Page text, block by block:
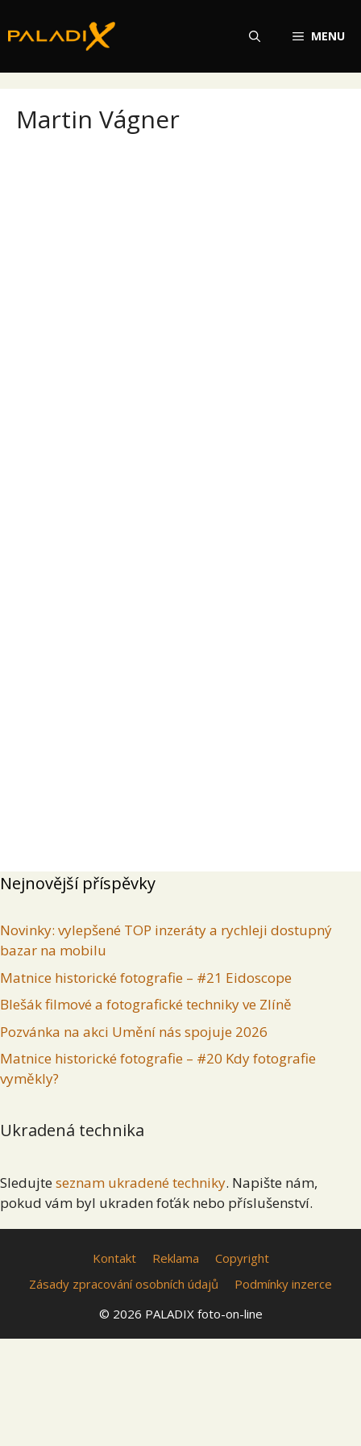
na
MENU
Martin Vágner
Nejnovější příspěvky
Novinky: vylepšené TOP inzeráty a rychleji dostupný
bazar na mobilu
Matnice historické fotografie – #21 Eidoscope
Blešák filmové a fotografické techniky ve Zlíně
Pozvánka na akci Umění nás spojuje 2026
Matnice historické fotografie – #20 Kdy fotografie
vyměkly?
Ukradená technika
Sledujte seznam ukradené techniky. Napište nám,
pokud vám byl ukraden foťák nebo příslušenství.
Kontakt Reklama
Copyright
Zásady zpracování osobních údajů
Podmínky inzerce
© 2026 PALADIX foto-on-line